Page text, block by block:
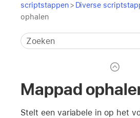
scriptstappen > Diverse
ophalen
Mappad
Stelt een variabele in op het